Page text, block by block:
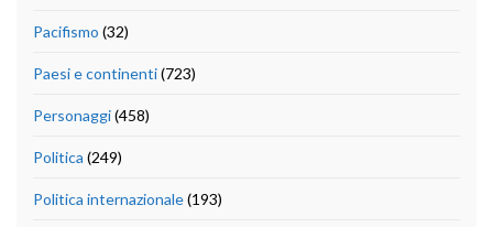
Pacifismo (32)
Paesi e continenti(723)
Personaggi(458)
Politica (249)
Politica internazionale(193)